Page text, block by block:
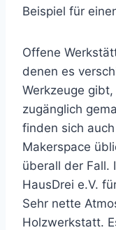
Beispiel für
Offene
denen es
Werkzeuge
zugänglich
finden sich
Makerspace
überall der Fall.
HausDrei e.V.
Sehr nette
Holzwerkstatt.